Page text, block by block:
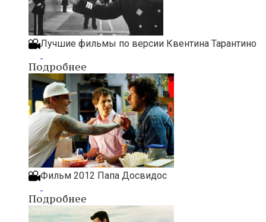
Лучшие фильмы по версии Квентина Тарантино
Подробнее
Фильм 2012 Папа Досвидос
Подробнее